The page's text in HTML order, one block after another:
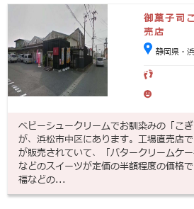
御菓子司
売店
静岡県・
ベビーシュークリームでお馴染みの「こ
が、浜松市中区にあります。工場直売店
が販売されていて、「バタークリームケ
などのスイーツが定価の半額程度の価格
福などの...